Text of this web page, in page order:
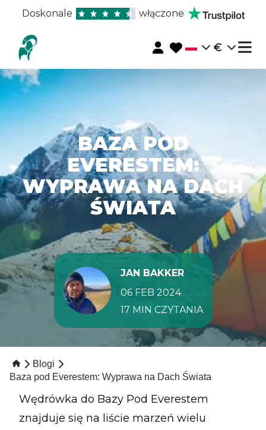
Doskonale włączone
€
BAZA POD
EVERESTEM:
WYPRAWA NA DACH
ŚWIATA
JAN BAKKER
06 FEB 2024
17 MIN CZYTANIA
Blogi
Baza pod Everestem: Wyprawa na Dach Świata
Wędrówka do Bazy Pod Everestem
znajduje się na liście marzeń wielu